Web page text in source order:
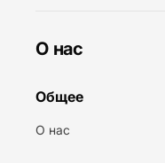
О нас
Общее
О нас